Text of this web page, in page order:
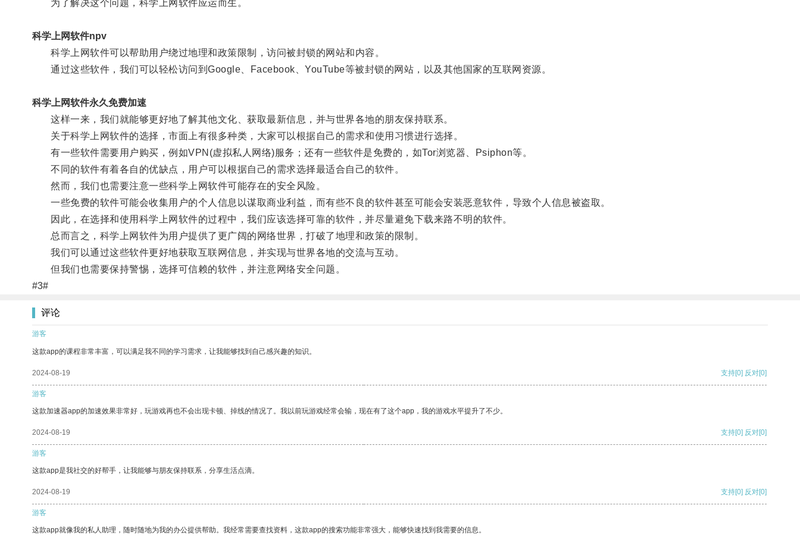
为了解决这个问题，科学上网软件应运而生。
科学上网软件npv
科学上网软件可以帮助用户绕过地理和政策限制，访问被封锁的网站和内容。
通过这些软件，我们可以轻松访问到Google、Facebook、YouTube等被封锁的网站，以及其他国家的互联网资源。
科学上网软件永久免费加速
这样一来，我们就能够更好地了解其他文化、获取最新信息，并与世界各地的朋友保持联系。
关于科学上网软件的选择，市面上有很多种类，大家可以根据自己的需求和使用习惯进行选择。
有一些软件需要用户购买，例如VPN(虚拟私人网络)服务；还有一些软件是免费的，如Tor浏览器、Psiphon等。
不同的软件有着各自的优缺点，用户可以根据自己的需求选择最适合自己的软件。
然而，我们也需要注意一些科学上网软件可能存在的安全风险。
一些免费的软件可能会收集用户的个人信息以谋取商业利益，而有些不良的软件甚至可能会安装恶意软件，导致个人信息被盗取。
因此，在选择和使用科学上网软件的过程中，我们应该选择可靠的软件，并尽量避免下载来路不明的软件。
总而言之，科学上网软件为用户提供了更广阔的网络世界，打破了地理和政策的限制。
我们可以通过这些软件更好地获取互联网信息，并实现与世界各地的交流与互动。
但我们也需要保持警惕，选择可信赖的软件，并注意网络安全问题。
#3#
评论
游客
这款app的课程非常丰富，可以满足我不同的学习需求，让我能够找到自己感兴趣的知识。
2024-08-19 支持[0] 反对[0]
游客
这款加速器app的加速效果非常好，玩游戏再也不会出现卡顿、掉线的情况了。我以前玩游戏经常会输，现在有了这个app，我的游戏水平提升了不少。
2024-08-19 支持[0] 反对[0]
游客
这款app是我社交的好帮手，让我能够与朋友保持联系，分享生活点滴。
2024-08-19 支持[0] 反对[0]
游客
这款app就像我的私人助理，随时随地为我的办公提供帮助。我经常需要查找资料，这款app的搜索功能非常强大，能够快速找到我需要的信息。